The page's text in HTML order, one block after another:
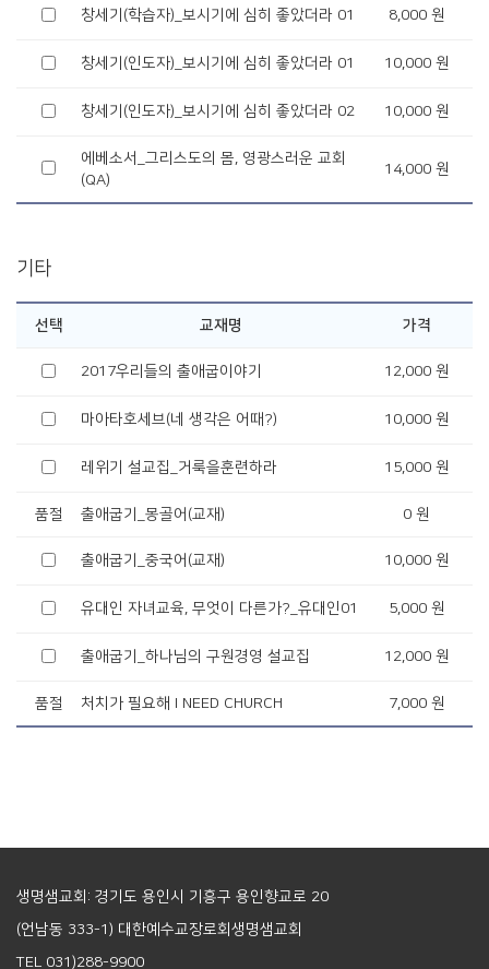
창세기(학습자)_보시기에 심히 좋았더라 01 8,000 원
창세기(인도자)_보시기에 심히 좋았더라 01 10,000 원
창세기(인도자)_보시기에 심히 좋았더라 02 10,000 원
에베소서_그리스도의 몸, 영광스러운 교회
(QA)
14,000 원
기타
선택 교재명 가격
2017우리들의 출애굽이야기 12,000 원
마아타호세브(네 생각은 어때?) 10,000 원
레위기 설교집_거룩을훈련하라 15,000 원
품절 출애굽기_몽골어(교재) 0 원
출애굽기_중국어(교재) 10,000 원
유대인 자녀교육, 무엇이 다른가?_유대인01 5,000 원
출애굽기_하나님의 구원경영 설교집 12,000 원
품절 처치가 필요해 I NEED CHURCH 7,000 원
생명샘교회: 경기도 용인시 기흥구 용인향교로 20
(언남동 333-1) 대한예수교장로회생명샘교회
TEL 031)288-9900